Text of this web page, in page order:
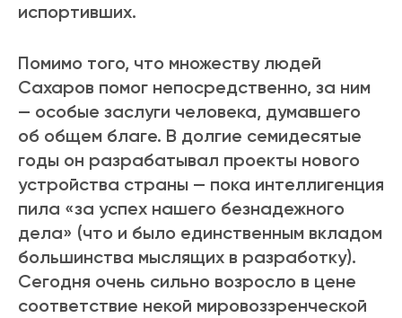
испортивших.
Помимо того, что множеству людей
Сахаров помог непосредственно, за ним
— особые заслуги человека, думавшего
об общем благе. В долгие семидесятые
годы он разрабатывал проекты нового
устройства страны — пока интеллигенция
пила «за успех нашего безнадежного
дела» (что и было единственным вкладом
большинства мыслящих в разработку).
Сегодня очень сильно возросло в цене
соответствие некой мировоззренческой